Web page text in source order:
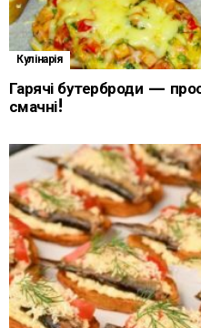
Кулінарія
Гарячі бутерброди —
смачні!